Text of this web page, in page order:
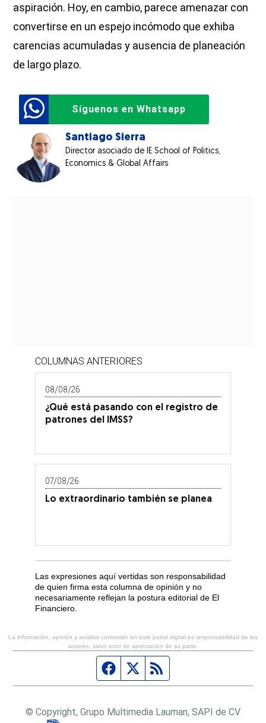
aspiración. Hoy, en cambio, parece amenazar con
convertirse en un espejo incómodo que exhiba
carencias acumuladas y ausencia de planeación
de largo plazo.
Síguenos en Whatsapp
Santiago Sierra
Director asociado de IE School of Politics,
Economics & Global Affairs
COLUMNAS ANTERIORES
08/08/26
¿Qué está pasando con el registro de
patrones del IMSS?
07/08/26
Lo extraordinario también se planea
Las expresiones aquí vertidas son responsabilidad
de quien firma esta columna de opinión y no
necesariamente reflejan la postura editorial de El
Financiero.
La información, opinión y análisis contenido en este portal digital es responsabilidad de los
autores, salvo error de apreciación de su parte.
Página de Facebook
Fuente Twitter
© Copyright, Grupo Multimedia Lauman, SAPI de CV